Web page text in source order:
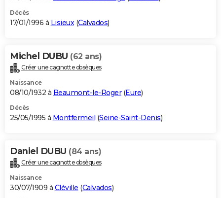
Décès
17/01/1996 à Lisieux(Calvados)
Michel DUBU (62 ans)
Créer une cagnotte obsèques
Naissance
08/10/1932 à Beaumont-le-Roger(Eure)
Décès
25/05/1995 à Montfermeil (Seine-Saint-Denis)
Daniel DUBU (84 ans)
Créer une cagnotte obsèques
Naissance
30/07/1909 à Cléville (Calvados)